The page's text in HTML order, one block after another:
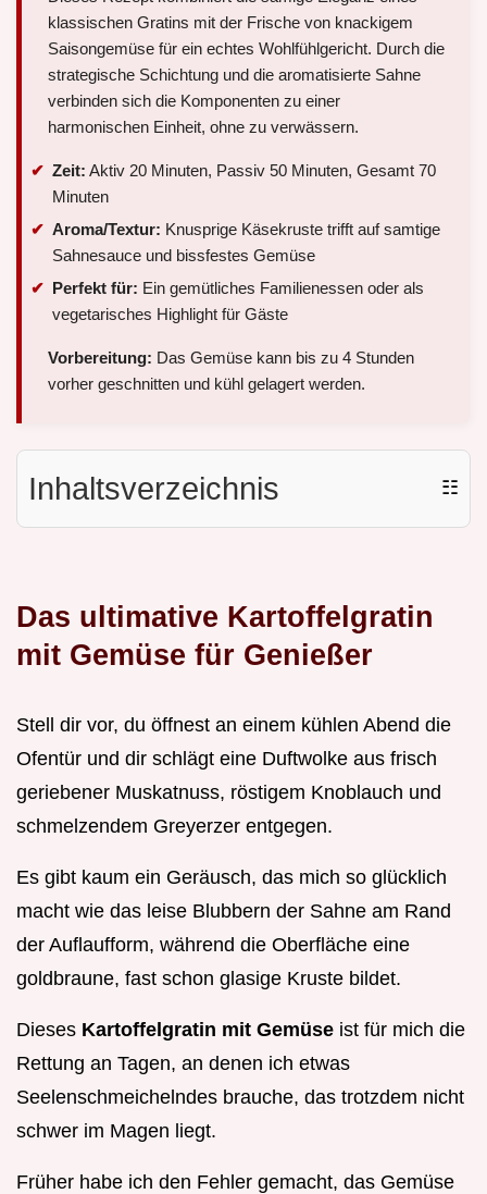
klassischen Gratins mit der Frische von knackigem
Saisongemüse für ein echtes Wohlfühlgericht. Durch die
strategische Schichtung und die aromatisierte Sahne
verbinden sich die Komponenten zu einer
harmonischen Einheit, ohne zu verwässern.
Zeit: Aktiv 20 Minuten, Passiv 50 Minuten, Gesamt 70
Minuten
Aroma/Textur: Knusprige Käsekruste trifft auf samtige
Sahnesauce und bissfestes Gemüse
Perfekt für: Ein gemütliches Familienessen oder als
vegetarisches Highlight für Gäste
Vorbereitung: Das Gemüse kann bis zu 4 Stunden
vorher geschnitten und kühl gelagert werden.
Inhaltsverzeichnis ☷
Das ultimative Kartoffelgratin
mit Gemüse für Genießer
Stell dir vor, du öffnest an einem kühlen Abend die
Ofentür und dir schlägt eine Duftwolke aus frisch
geriebener Muskatnuss, röstigem Knoblauch und
schmelzendem Greyerzer entgegen.
Es gibt kaum ein Geräusch, das mich so glücklich
macht wie das leise Blubbern der Sahne am Rand
der Auflaufform, während die Oberfläche eine
goldbraune, fast schon glasige Kruste bildet.
Dieses Kartoffelgratin mit Gemüse ist für mich die
Rettung an Tagen, an denen ich etwas
Seelenschmeichelndes brauche, das trotzdem nicht
schwer im Magen liegt.
Früher habe ich den Fehler gemacht, das Gemüse